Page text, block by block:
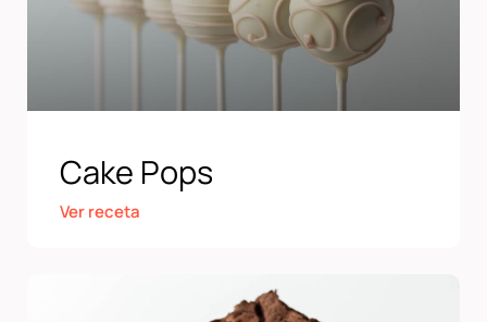
Cake Pops
Ver receta